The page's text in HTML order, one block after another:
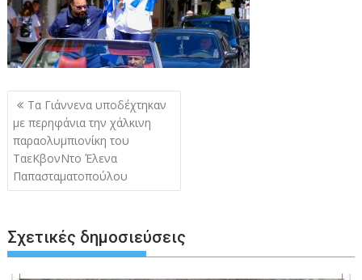
Πλοήγηση
άρθρων
Τα Γιάννενα υποδέχτηκαν
με περηφάνια την χάλκινη
παραολυμπιονίκη του
ΤαεΚβονΝτο Έλενα
Παπασταματοπούλου
Σχετικές δημοσιεύσεις